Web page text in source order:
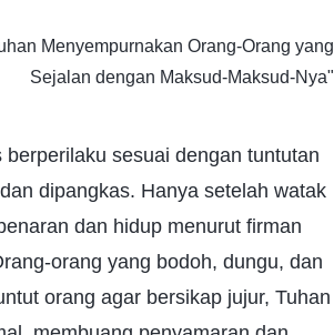
Menyempurnakan Orang-Orang yang
Sejalan dengan Maksud-Maksud-Nya"
sesuai dengan tuntutan
dipangkas. Hanya setelah watak
dan hidup menurut firman
orang yang bodoh, dungu, dan
orang agar bersikap jujur, Tuhan